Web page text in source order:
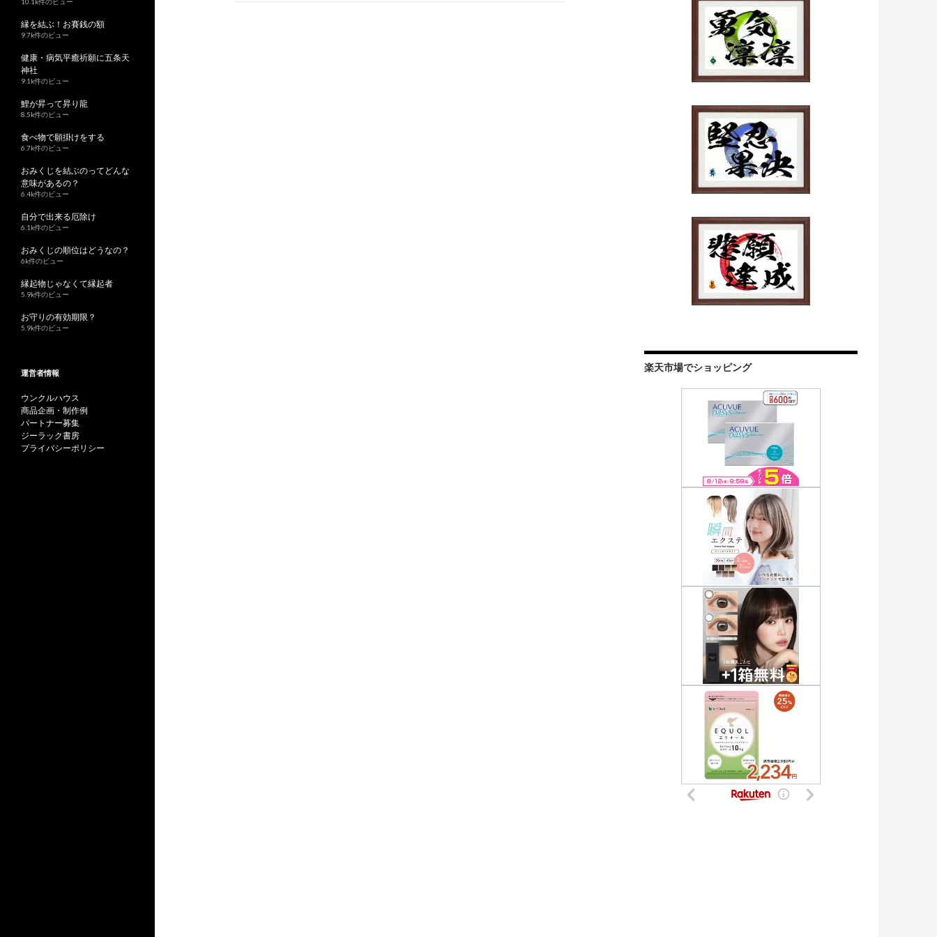
楽天市場でショッピング
10.1k件のビュー
縁を結ぶ！お賽銭の額
9.7k件のビュー
健康・病気平癒祈願に五条天
神社
9.1k件のビュー
鯉が昇って昇り龍
8.5k件のビュー
食べ物で願掛けをする
6.7k件のビュー
おみくじを結ぶのってどんな
意味があるの？
6.4k件のビュー
自分で出来る厄除け
6.1k件のビュー
おみくじの順位はどうなの？
6k件のビュー
縁起物じゃなくて縁起者
5.9k件のビュー
お守りの有効期限？
5.9k件のビュー
運営者情報
ウンクルハウス
商品企画・制作例
パートナー募集
ジーラック書房
プライバシーポリシー